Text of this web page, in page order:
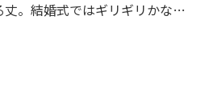
。結婚式ではギリギリかな…